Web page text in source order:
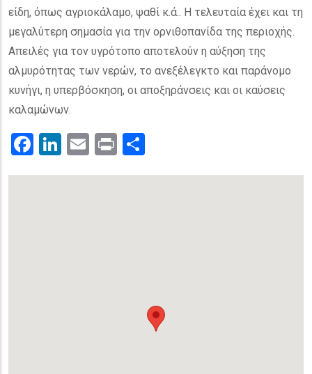
είδη, όπως αγριοκάλαμο, ψαθί κ.ά.. Η τελευταία έχει και τη
μεγαλύτερη σημασία για την ορνιθοπανίδα της περιοχής.
Απειλές για τον υγρότοπο αποτελούν η αύξηση της
αλμυρότητας των νερών, το ανεξέλεγκτο και παράνομο
κυνήγι, η υπερβόσκηση, οι αποξηράνσεις και οι καύσεις
καλαμώνων.
Facebook
LinkedIn
Email
Print